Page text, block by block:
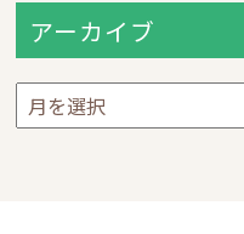
アーカイブ
ア
ー